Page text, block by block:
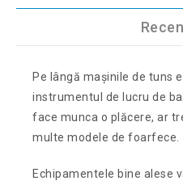
Pe lângă mașinile de tuns
instrumentul de lucru de
face munca o plăcere, ar
multe modele de foarfece.
Echipamentele bine alese